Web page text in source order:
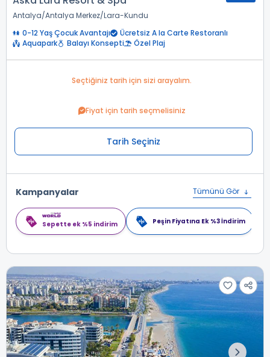
Antalya Antalya Merkez Lara-Kundu
0-12 Yaş Çocuk Avantajı
Ücretsiz A la Carte Restoranlı
Aquapark
Balayı Konsepti Özel Plaj
Seçtiğiniz tarih için sizi arayalım.
Fiyat için tarih seçmelisiniz
Tarih Seçiniz
Kampanyalar Tümünü Gör
Sepette ek %5 indirim Peşin Fiyatına Ek %3 İndirim